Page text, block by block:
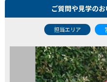
ご質問や見学の
担当エリア